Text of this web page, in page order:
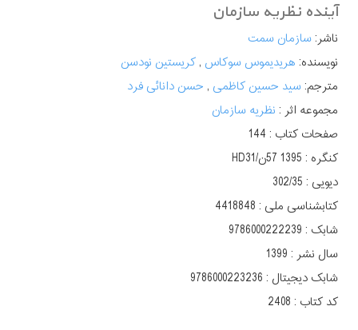
آینده نظریه سازمان
ناشر:سازمان سمت
نویسنده: هریدیموس سوکاس ,کریستین نودسن
مترجم:سید حسین کاظمی , حسن دانائی فرد
مجموعه اثر : نظریه سازمان
صفحات کتاب : 144
کنگره :
دیویی : 302/35‬‬
کتابشناسی ملی : 4418848
شابک : 9786000222239
سال نشر : 1399
شابک دیجیتال : 9786000223236
کد کتاب : 2408